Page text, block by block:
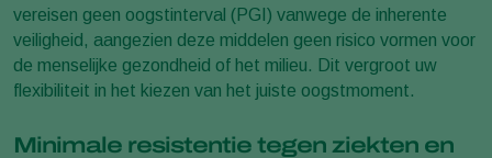
vereisen geen oogstinterval (PGI) vanwege de inherente
veiligheid, aangezien deze middelen geen risico vormen voor
de menselijke gezondheid of het milieu. Dit vergroot uw
flexibiliteit in het kiezen van het juiste oogstmoment.
Minimale resistentie tegen ziekten en